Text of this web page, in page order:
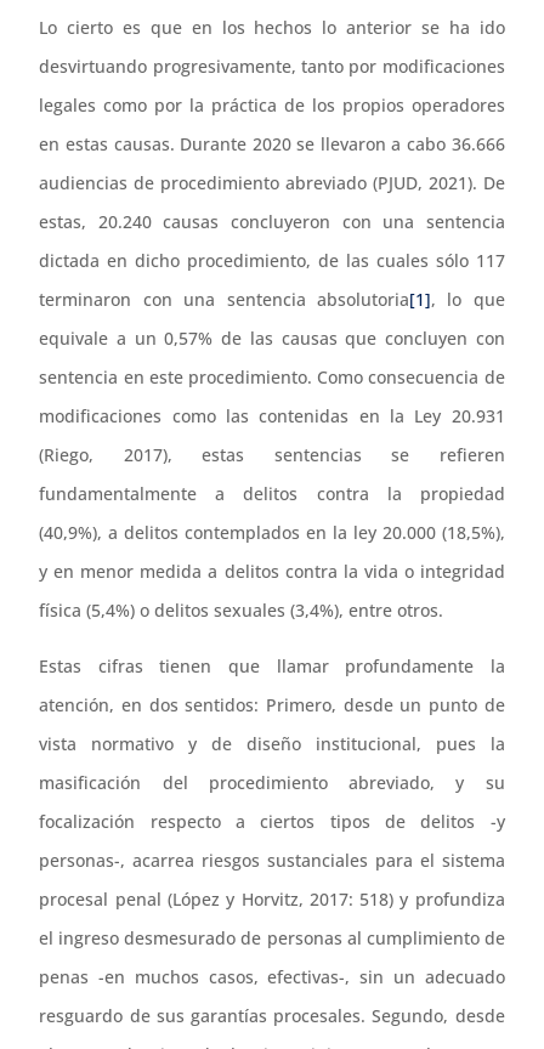
Lo cierto es que en los hechos lo anterior se ha ido
desvirtuando progresivamente, tanto por modificaciones
legales como por la práctica de los propios operadores
en estas causas. Durante 2020 se llevaron a cabo 36.666
audiencias de procedimiento abreviado (PJUD, 2021). De
estas, 20.240 causas concluyeron con una sentencia
dictada en dicho procedimiento, de las cuales sólo 117
terminaron con una sentencia absolutoria[1], lo que
equivale a un 0,57% de las causas que concluyen con
sentencia en este procedimiento. Como consecuencia de
modificaciones como las contenidas en la Ley 20.931
(Riego, 2017), estas sentencias se refieren
fundamentalmente a delitos contra la propiedad
(40,9%), a delitos contemplados en la ley 20.000 (18,5%),
y en menor medida a delitos contra la vida o integridad
física (5,4%) o delitos sexuales (3,4%), entre otros.
Estas cifras tienen que llamar profundamente la
atención, en dos sentidos: Primero, desde un punto de
vista normativo y de diseño institucional, pues la
masificación del procedimiento abreviado, y su
focalización respecto a ciertos tipos de delitos -y
personas-, acarrea riesgos sustanciales para el sistema
procesal penal (López y Horvitz, 2017: 518) y profundiza
el ingreso desmesurado de personas al cumplimiento de
penas -en muchos casos, efectivas-, sin un adecuado
resguardo de sus garantías procesales. Segundo, desde